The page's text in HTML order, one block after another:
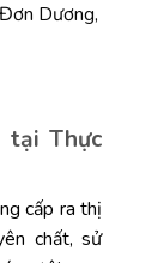
Dương,
Thực
cấp ra thị
chất, sử